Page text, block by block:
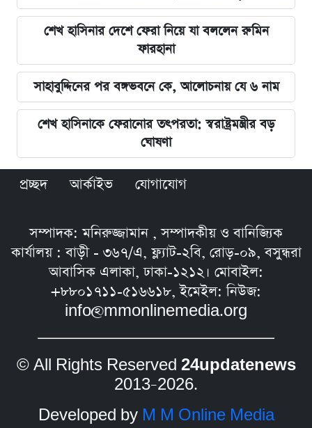
শেখ হাসিনার দেশে ফেরা নিয়ে যা বললেন রুমিন
ফারহানা
সাহাবুদ্দিনের পর বঙ্গভবনে কে, আলোচনায় যে ৬ নাম
শেখ হাসিনাকে ফেরানোর তৎপরতা: স্বরাষ্ট্রমন্ত্রীর বড়
ঘোষণা
প্রচ্ছদ আর্কাইভ যোগাযোগ
সম্পাদক: মনিরুজ্জামান , সম্পাদকীয় ও বানিজ্যিক
কার্যালয় : বাড়ী - ৩৬৭/এ, ফ্ল্যাট-২বি, রোড়-০৯, বসুন্ধরা
আবাসিক এলাকা, ঢাকা-১২১২। মোবাইল:
+৮৮০১৭১১-৫১৬৬১৮, ইমেইল: নিউজ:
info@mmonlinemedia.org
© All Rights Reserved 24updatenews
2013–2026.
Developed by M M Online Media